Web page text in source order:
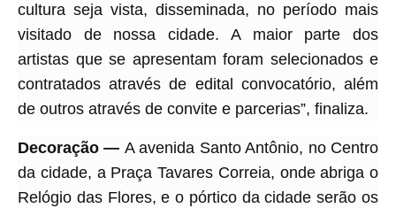
cultura seja vista, disseminada, no período mais
visitado de nossa cidade. A maior parte dos
artistas que se apresentam foram selecionados e
contratados através de edital convocatório, além
de outros através de convite e parcerias”, finaliza.
Decoração — A avenida Santo Antônio, no Centro
da cidade, a Praça Tavares Correia, onde abriga o
Relógio das Flores, e o pórtico da cidade serão os